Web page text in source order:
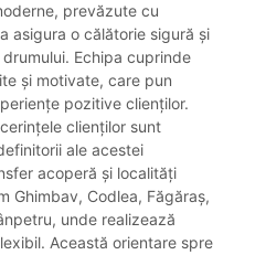
prevăzute cu
asigura o călătorie sigură și
Echipa cuprinde
și motivate, care pun
pozitive clienților.
clienților sunt
ale acestei
acoperă și localități
Ghimbav, Codlea, Făgăraș,
unde realizează
Această orientare spre